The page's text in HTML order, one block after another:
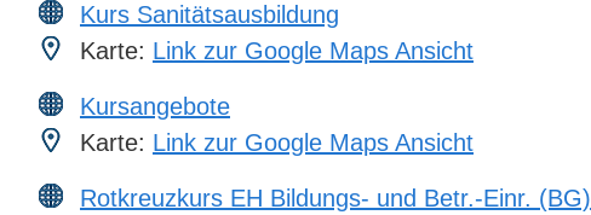
Kurs Sanitätsausbildung
Karte: Link zur Google Maps Ansicht
Kursangebote
Karte: Link zur Google Maps Ansicht
Rotkreuzkurs EH Bildungs- und Betr.-Einr. (BG)